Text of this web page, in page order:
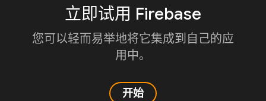
立即试用 Firebase
您可以轻而易举地将它集成到自己的应
用中。
开始